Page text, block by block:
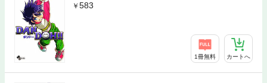
583
1冊無料 カートへ